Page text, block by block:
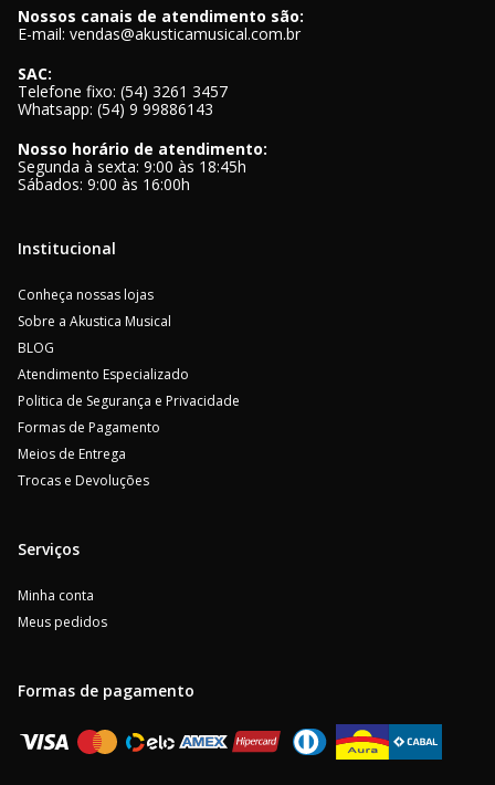
Nossos canais de atendimento são:
E-mail: vendas@akusticamusical.com.br
SAC:
Telefone fixo: (54) 3261 3457
Whatsapp: (54) 9 99886143
Nosso horário de atendimento:
Segunda à sexta: 9:00 às 18:45h
Sábados: 9:00 às 16:00h
Institucional
Conheça nossas lojas
Sobre a Akustica Musical
BLOG
Atendimento Especializado
Politica de Segurança e Privacidade
Formas de Pagamento
Meios de Entrega
Trocas e Devoluções
Serviços
Minha conta
Meus pedidos
Formas de pagamento